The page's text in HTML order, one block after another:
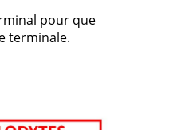
pour que
terminale.